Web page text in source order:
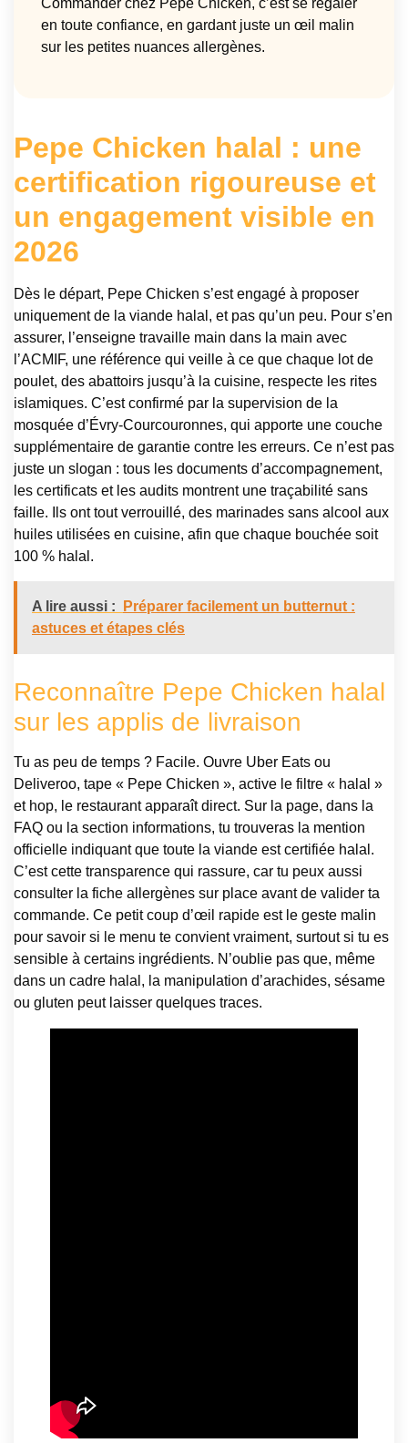
Commander chez Pepe Chicken, c’est se régaler
en toute confiance, en gardant juste un œil malin
sur les petites nuances allergènes.
Pepe Chicken halal : une
certification rigoureuse et
un engagement visible en
2026
Dès le départ, Pepe Chicken s’est engagé à proposer
uniquement de la viande halal, et pas qu’un peu. Pour s’en
assurer, l’enseigne travaille main dans la main avec
l’ACMIF, une référence qui veille à ce que chaque lot de
poulet, des abattoirs jusqu’à la cuisine, respecte les rites
islamiques. C’est confirmé par la supervision de la
mosquée d’Évry-Courcouronnes, qui apporte une couche
supplémentaire de garantie contre les erreurs. Ce n’est pas
juste un slogan : tous les documents d’accompagnement,
les certificats et les audits montrent une traçabilité sans
faille. Ils ont tout verrouillé, des marinades sans alcool aux
huiles utilisées en cuisine, afin que chaque bouchée soit
100 % halal.
A lire aussi :
Préparer facilement un butternut :
astuces et étapes clés
Reconnaître Pepe Chicken halal
sur les applis de livraison
Tu as peu de temps ? Facile. Ouvre Uber Eats ou
Deliveroo, tape « Pepe Chicken », active le filtre « halal »
et hop, le restaurant apparaît direct. Sur la page, dans la
FAQ ou la section informations, tu trouveras la mention
officielle indiquant que toute la viande est certifiée halal.
C’est cette transparence qui rassure, car tu peux aussi
consulter la fiche allergènes sur place avant de valider ta
commande. Ce petit coup d’œil rapide est le geste malin
pour savoir si le menu te convient vraiment, surtout si tu es
sensible à certains ingrédients. N’oublie pas que, même
dans un cadre halal, la manipulation d’arachides, sésame
ou gluten peut laisser quelques traces.